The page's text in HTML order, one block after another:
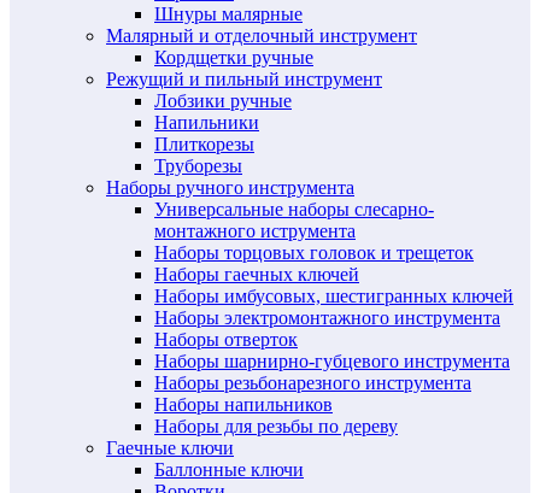
Шнуры малярные
Малярный и отделочный инструмент
Кордщетки ручные
Режущий и пильный инструмент
Лобзики ручные
Напильники
Плиткорезы
Труборезы
Наборы ручного инструмента
Универсальные наборы слесарно-
монтажного иструмента
Наборы торцовых головок и трещеток
Наборы гаечных ключей
Наборы имбусовых, шестигранных ключей
Наборы электромонтажного инструмента
Наборы отверток
Наборы шарнирно-губцевого инструмента
Наборы резьбонарезного инструмента
Наборы напильников
Наборы для резьбы по дереву
Гаечные ключи
Баллонные ключи